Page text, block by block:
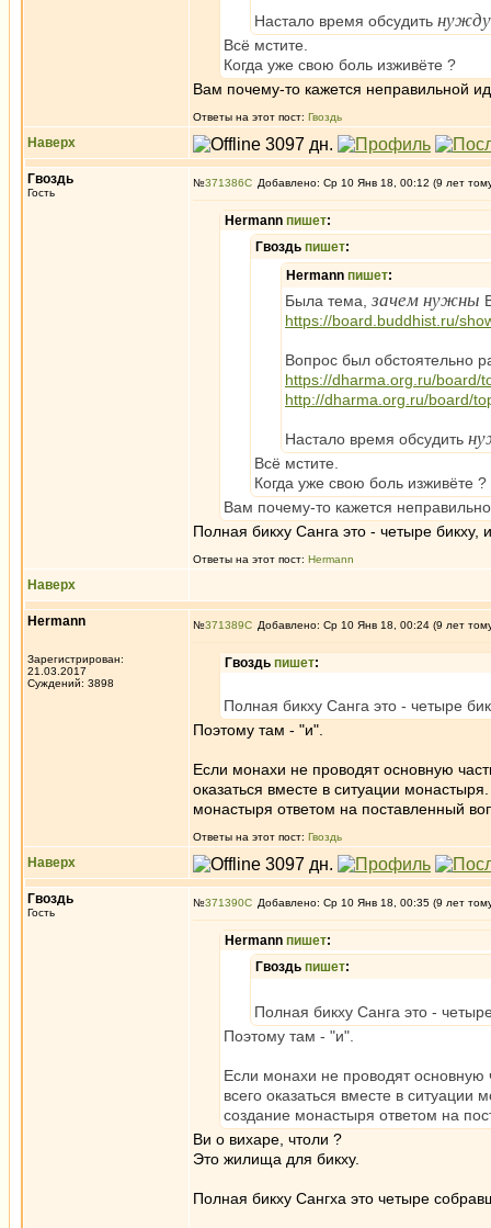
Настало время обсудить нужду
Всё мстите.
Когда уже свою боль изживёте ?
Вам почему-то кажется неправильной
Ответы на этот пост: Гвоздь
Наверх
Гвоздь
Гость
№371386 Добавлено: Ср 10 Янв 18, 00:12 (9 лет
Hermann пишет:
Гвоздь пишет:
Hermann пишет:
Была тема, зачем нужны
https://board.buddhist.ru/
Вопрос был обстоятельно
https://dharma.org.ru/board/
http://dharma.org.ru/board/
Настало время обсудить
Всё мстите.
Когда уже свою боль изживёте ?
Вам почему-то кажется
Полная бикху Санга это - четыре бикху,
Ответы на этот пост: Hermann
Наверх
Hermann
Зарегистрирован:
21.03.2017
Суждений: 3898
№371389 Добавлено: Ср 10 Янв 18, 00:24 (9 лет
Гвоздь пишет:
Полная бикху Санга это - четыре
Поэтому там - "и".
Если монахи не проводят основную
оказаться вместе в ситуации
монастыря ответом на поставленный
Ответы на этот пост: Гвоздь
Наверх
Гвоздь
Гость
№371390 Добавлено: Ср 10 Янв 18, 00:35 (9 лет
Hermann пишет:
Гвоздь пишет:
Полная бикху Санга это -
Поэтому там - "и".
Если монахи не проводят
всего оказаться вместе в
создание монастыря ответом на
Ви о вихаре, чтоли ?
Это жилища для бикху.
Полная бикху Сангха это четыре